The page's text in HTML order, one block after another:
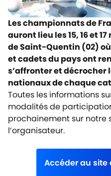
Les championnats de
auront lieu les 15, 16 et
de Saint-Quentin (02)où
et cadetsdu pays ont
s’affronter et décrocher
nationaux de chaque
Toutes les informations
modalités de
prochainement sur notre
l’organisateur.
Accéder au site